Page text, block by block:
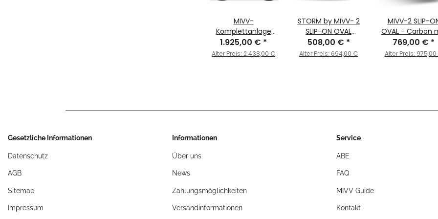
MIVV-
Komplettanlage
4x2x1 DELTA RACE -
Voll-Titan für SUZUKI
1.925,00 € *
Alter Preis: 2.438,00 €
STORM by MIVV- 2
SLIP-ON OVAL
Edelstahl Schwarz
für SUZUKI GSX-R
508,00 € *
Alter Preis: 694,00 €
MIVV-2 SLIP-
OVAL - Carbon
Carbon
für SUZUKI -
769,00 € *
Alter Preis:
Gesetzliche Informationen
Datenschutz
AGB
Sitemap
Impressum
Informationen
Über uns
News
Zahlungsmöglichkeiten
Versandinformationen
Service
ABE
FAQ
MIVV Guide
Kontakt